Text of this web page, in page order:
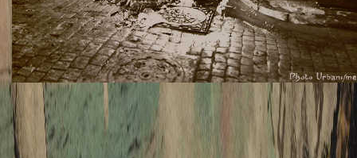
TWITTER TUMBLR PINTEREST